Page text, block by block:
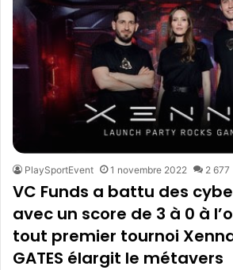
PlaySportEvent 1 novembre 2022 2 677
VC Funds a battu des
avec un score de 3 à 0 à
tout premier tournoi
GATES élargit le métavers